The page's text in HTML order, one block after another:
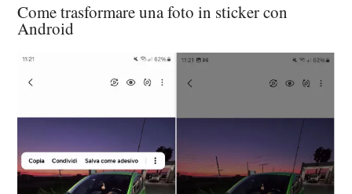
Come trasformare una foto in sticker con
Android